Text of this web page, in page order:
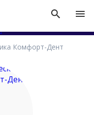
Комфорт-Дент